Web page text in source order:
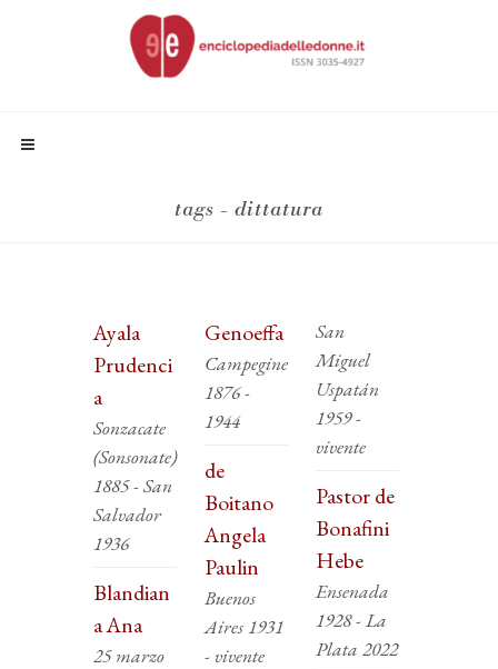
tags - dittatura
Ayala
Prudenci
a
Sonzacate
(Sonsonate)
1885 - San
Salvador
1936
Blandian
a Ana
25 marzo
Genoeffa
Campegine
1876 -
1944
de
Boitano
Angela
Paulin
Buenos
Aires 1931
- vivente
San
Miguel
Uspatán
1959 -
vivente
Pastor de
Bonafini
Hebe
Ensenada
1928 - La
Plata 2022